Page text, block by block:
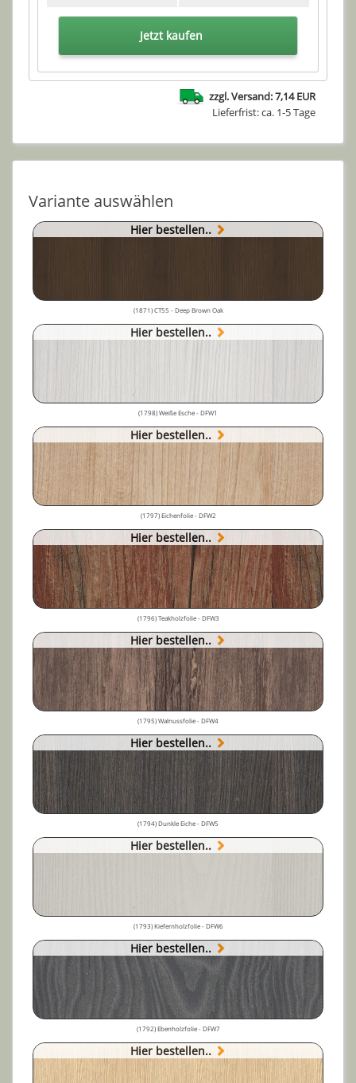
Jetzt kaufen
zzgl. Versand: 7,14 EUR
Lieferfrist: ca. 1-5 Tage
Variante auswählen
Hier bestellen..
(1871) CT55 - Deep Brown Oak
Hier bestellen..
(1798) Weiße Esche - DFW1
Hier bestellen..
(1797) Eichenfolie - DFW2
Hier bestellen..
(1796) Teakholzfolie - DFW3
Hier bestellen..
(1795) Walnussfolie - DFW4
Hier bestellen..
(1794) Dunkle Eiche - DFW5
Hier bestellen..
(1793) Kiefernholzfolie - DFW6
Hier bestellen..
(1792) Ebenholzfolie - DFW7
Hier bestellen..